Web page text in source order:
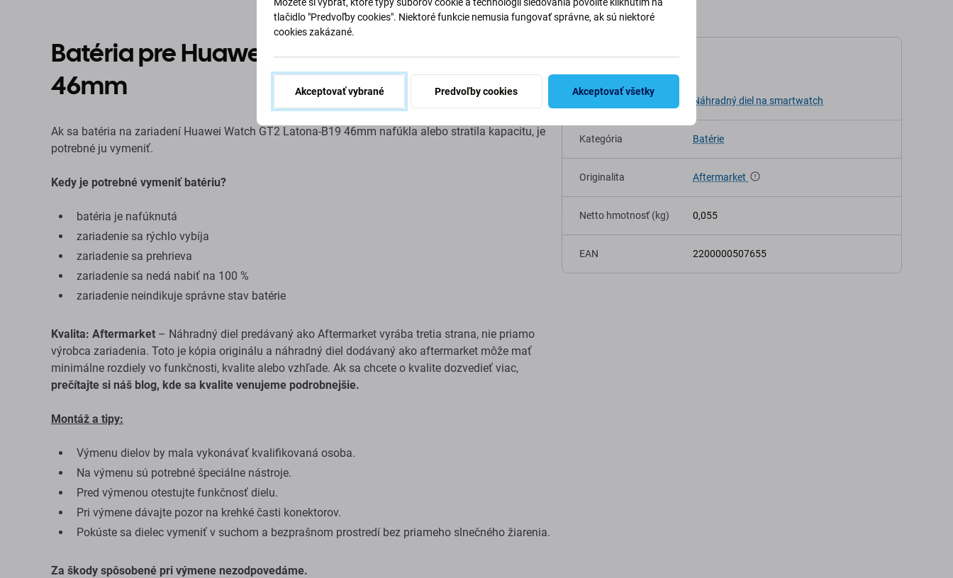
Batéria pre Huawei Watch GT2 Latona-B19
46mm
Ak sa batéria na zariadení Huawei Watch GT2 Latona-B19 46mm nafúkla alebo stratila kapacitu, je
potrebné ju vymeniť.
Kedy je potrebné vymeniť batériu?
batéria je nafúknutá
zariadenie sa rýchlo vybíja
zariadenie sa prehrieva
zariadenie sa nedá nabiť na 100 %
zariadenie neindikuje správne stav batérie
Kvalita: Aftermarket – Náhradný diel predávaný ako Aftermarket vyrába tretia strana, nie priamo
výrobca zariadenia. Toto je kópia originálu a náhradný diel dodávaný ako aftermarket môže mať
minimálne rozdiely vo funkčnosti, kvalite alebo vzhľade. Ak sa chcete o kvalite dozvedieť viac,
prečítajte si náš blog, kde sa kvalite venujeme podrobnejšie.
Montáž a tipy:
Výmenu dielov by mala vykonávať kvalifikovaná osoba.
Na výmenu sú potrebné špeciálne nástroje.
Pred výmenou otestujte funkčnosť dielu.
Pri výmene dávajte pozor na krehké časti konektorov.
Pokúste sa dielec vymeniť v suchom a bezprašnom prostredí bez priameho slnečného žiarenia.
Za škody spôsobené pri výmene nezodpovedáme.
Typ zariadenia Náhradný diel na smartwatch
Kategória Batérie
Originalita Aftermarket
Netto hmotnosť (kg) 0,055
EAN 2200000507655
Môžete si vybrať, ktoré typy súborov cookie a technológií sledovania povolíte kliknutím na
tlačidlo "Predvoľby cookies". Niektoré funkcie nemusia fungovať správne, ak sú niektoré
cookies zakázané.
Akceptovať vybrané Predvoľby cookies Akceptovať všetky